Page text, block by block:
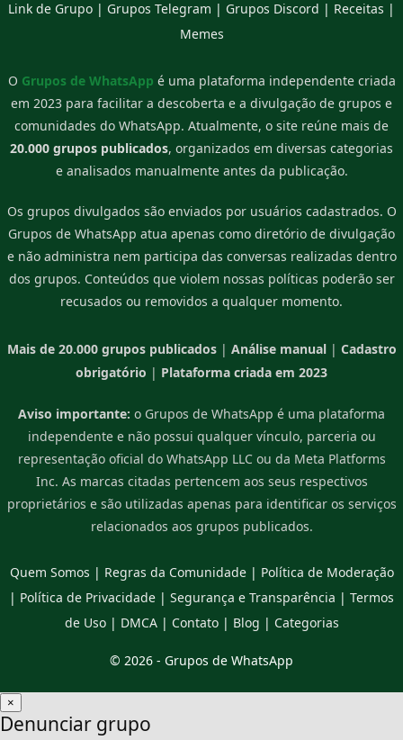
Link de Grupo | Grupos Telegram | Grupos Discord | Receitas |
Memes
O Grupos de WhatsApp é uma plataforma independente criada
em 2023 para facilitar a descoberta e a divulgação de grupos e
comunidades do WhatsApp. Atualmente, o site reúne mais de
20.000 grupos publicados, organizados em diversas categorias
e analisados manualmente antes da publicação.
Os grupos divulgados são enviados por usuários cadastrados. O
Grupos de WhatsApp atua apenas como diretório de divulgação
e não administra nem participa das conversas realizadas dentro
dos grupos. Conteúdos que violem nossas políticas poderão ser
recusados ou removidos a qualquer momento.
Mais de 20.000 grupos publicados| Análise manual| Cadastro
obrigatório | Plataforma criada em 2023
Aviso importante: o Grupos de WhatsApp é uma plataforma
independente e não possui qualquer vínculo, parceria ou
representação oficial do WhatsApp LLC ou da Meta Platforms
Inc. As marcas citadas pertencem aos seus respectivos
proprietários e são utilizadas apenas para identificar os serviços
relacionados aos grupos publicados.
Quem Somos | Regras da Comunidade| Política de Moderação
| Política de Privacidade | Segurança e Transparência | Termos
de Uso| DMCA| Contato| Blog | Categorias
© 2026 - Grupos de WhatsApp
×
Denunciar grupo